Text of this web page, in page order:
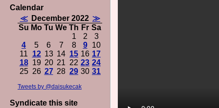
Calendar
≪
December 2022 ≫
Su Mo Tu We Th Fr Sa
1
2
3
4
5 6 7 8 9
10
11 12 13 14 15 16 17
18 19 20 21 22 23 24
25 26 27 28 29 30 31
Tweets by @daisukecak
Syndicate this site